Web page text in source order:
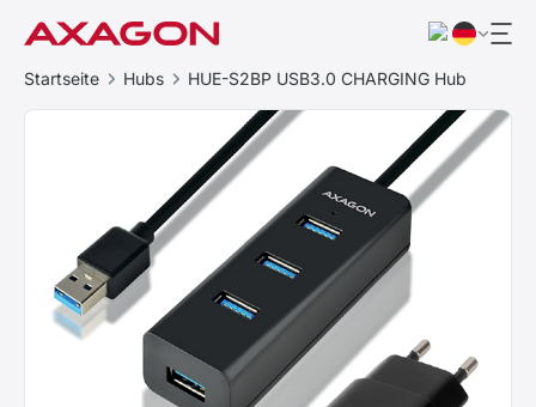
Startseite Hubs HUE-S2BP USB3.0 CHARGING Hub